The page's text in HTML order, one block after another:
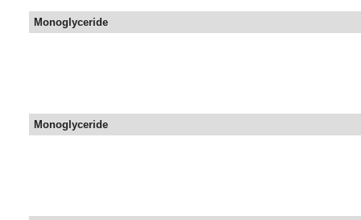
Monoglyceride
Monoglyceride